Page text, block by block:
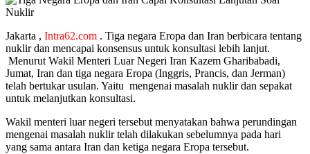
Jakarta , Intra62.com . Tiga negara Eropa dan Iran berbicara tentang
nuklir dan mencapai konsensus untuk konsultasi lebih lanjut.
Menurut Wakil Menteri Luar Negeri Iran Kazem Gharibabadi,
Jumat, Iran dan tiga negara Eropa (Inggris, Prancis, dan Jerman)
telah bertukar usulan. Yaitu mengenai masalah nuklir dan sepakat
untuk melanjutkan konsultasi.
Wakil menteri luar negeri tersebut menyatakan bahwa perundingan
mengenai masalah nuklir telah dilakukan sebelumnya pada hari
yang sama antara Iran dan ketiga negara Eropa tersebut.